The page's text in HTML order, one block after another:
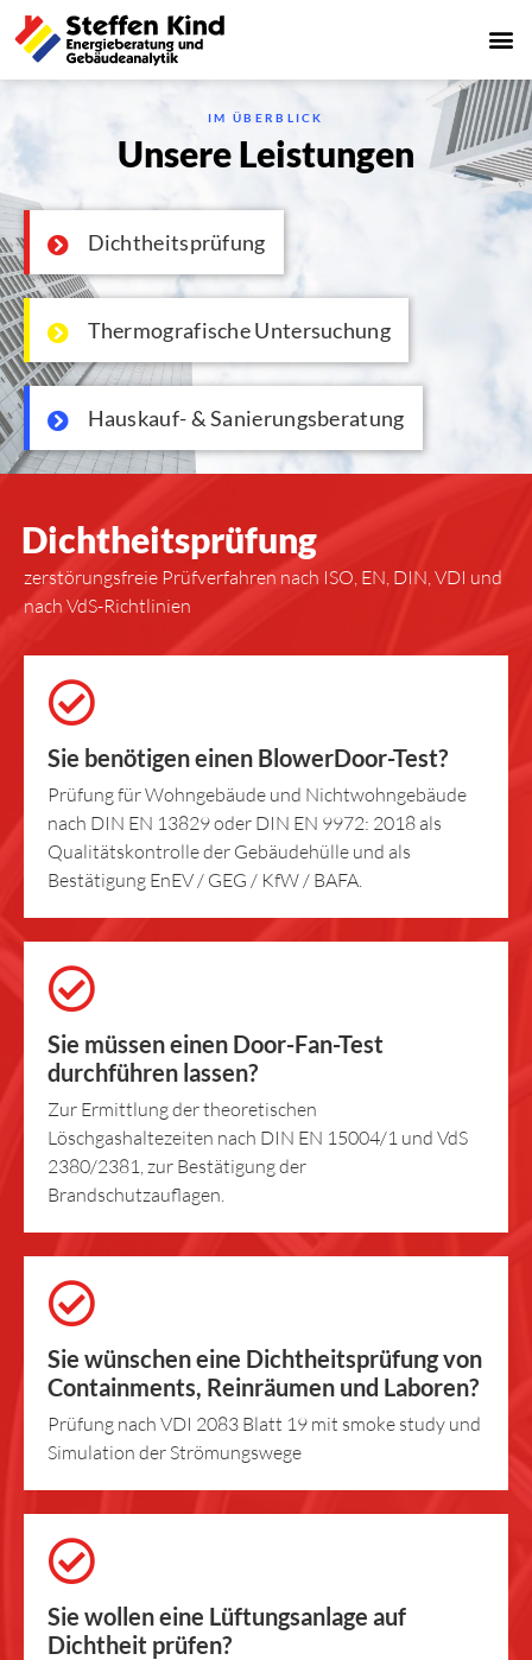
IM ÜBERBLICK
Unsere Leistungen
Dichtheitsprüfung
Thermografische Untersuchung
Hauskauf- & Sanierungsberatung
Dichtheitsprüfung
zerstörungsfreie Prüfverfahren nach ISO, EN, DIN, VDI und
nach VdS-Richtlinien
Sie benötigen einen BlowerDoor-Test?
Prüfung für Wohngebäude und Nichtwohngebäude
nach DIN EN 13829 oder DIN EN 9972: 2018 als
Qualitätskontrolle der Gebäudehülle und als
Bestätigung EnEV / GEG / KfW / BAFA.
Sie müssen einen Door-Fan-Test
durchführen lassen?
Zur Ermittlung der theoretischen
Löschgashaltezeiten nach DIN EN 15004/1 und VdS
2380/2381, zur Bestätigung der
Brandschutzauflagen.
Sie wünschen eine Dichtheitsprüfung von
Containments, Reinräumen und Laboren?
Prüfung nach VDI 2083 Blatt 19 mit smoke study und
Simulation der Strömungswege
Sie wollen eine Lüftungsanlage auf
Dichtheit prüfen?